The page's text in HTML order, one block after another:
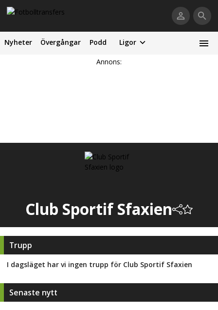
Nyheter Övergångar Podd Ligor
Annons:
Club Sportif Sfaxien
Trupp
I dagsläget har vi ingen trupp för Club Sportif Sfaxien
Senaste nytt